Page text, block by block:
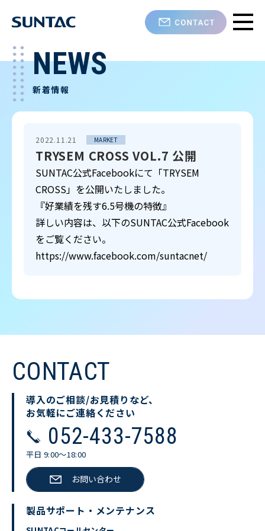
NEWS
新着情報
2022.11.21 MARKET
TRYSEM CROSS VOL.7 公開
SUNTAC公式Facebookにて「TRYSEM
CROSS」を公開いたしました。
『好業績を残す6.5号機の特徴』
詳しい内容は、以下のSUNTAC公式Facebook
をご覧ください。
https://www.facebook.com/suntacnet/
CONTACT
導入のご相談/お見積りなど、
お気軽にご連絡ください
052-433-7588
平日 9:00〜18:00
お問い合わせ
製品サポート・メンテナンス